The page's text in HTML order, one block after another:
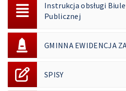
Instrukcja obsługi
Publicznej
GMINNA EWIDENCJA
SPISY